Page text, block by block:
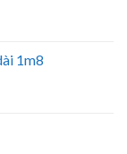
1m8